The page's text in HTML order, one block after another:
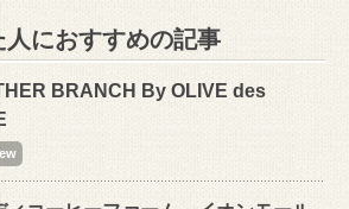
人におすすめの記事
BRANCH By OLIVE des